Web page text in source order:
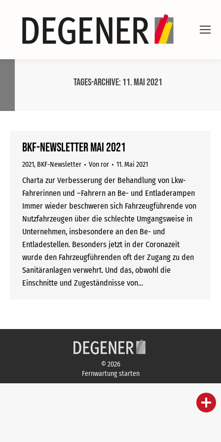
Tages-Archive: 11. Mai 2021
BKF-Newsletter Mai 2021
2021, BKF-Newsletter Von ror 11. Mai 2021
Charta zur Verbesserung der Behandlung von Lkw-
Fahrerinnen und –Fahrern an Be- und Entladerampen
Immer wieder beschweren sich Fahrzeugführende von
Nutzfahrzeugen über die schlechte Umgangsweise in
Unternehmen, insbesondere an den Be- und
Entladestellen. Besonders jetzt in der Coronazeit
wurde den Fahrzeugführenden oft der Zugang zu den
Sanitäranlagen verwehrt. Und das, obwohl die
Einschnitte und Zugeständnisse von…
© 2026
Fernwartung starten